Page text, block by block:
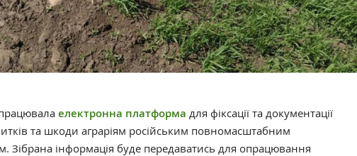
електронна платформа для фіксації та документації
та шкоди аграріям російським повномасштабним
Зібрана інформація буде передаватись для опрацювання